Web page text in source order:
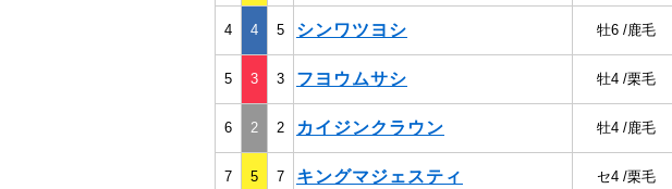
4 4 5 シンワツヨシ 牡6 /鹿毛
5 3 3 フヨウムサシ 牡4 /栗毛
6 2 2 カイジンクラウン 牡4 /鹿毛
7 5 7 キングマジェスティ セ4 /栗毛